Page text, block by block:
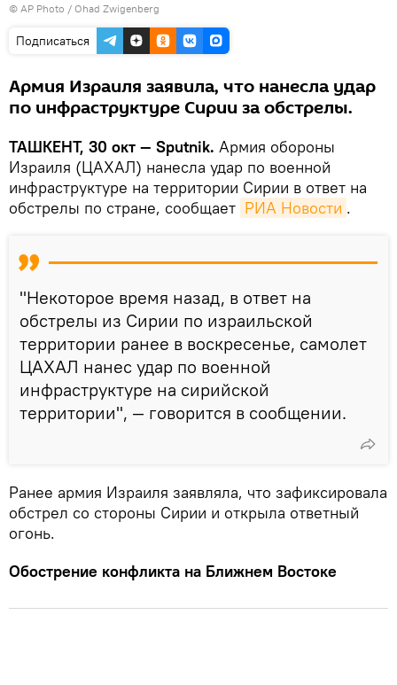
© AP Photo / Ohad Zwigenberg
Подписаться
Армия Израиля заявила, что нанесла удар
по инфраструктуре Сирии за обстрелы.
ТАШКЕНТ, 30 окт — Sputnik. Армия обороны
Израиля (ЦАХАЛ) нанесла удар по военной
инфраструктуре на территории Сирии в ответ на
обстрелы по стране, сообщает РИА Новости .
"Некоторое время назад, в ответ на
обстрелы из Сирии по израильской
территории ранее в воскресенье, самолет
ЦАХАЛ нанес удар по военной
инфраструктуре на сирийской
территории", — говорится в сообщении.
Ранее армия Израиля заявляла, что зафиксировала
обстрел со стороны Сирии и открыла ответный
огонь.
Обострение конфликта на Ближнем Востоке